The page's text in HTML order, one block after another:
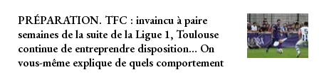
PRÉPARATION. TFC : invaincu à paire
semaines de la suite de la Ligue 1, Toulouse
continue de entreprendre disposition… On
vous-même explique de quels comportement